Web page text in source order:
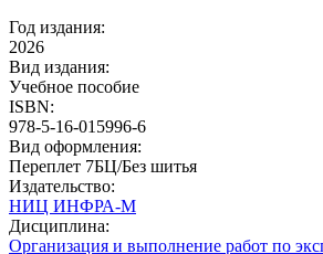
Год издания:
2026
Вид издания:
Учебное пособие
ISBN:
978-5-16-015996-6
Вид оформления:
Переплет 7БЦ/Без шитья
Издательство:
НИЦ ИНФРА-М
Дисциплина:
Организация и выполнение работ по